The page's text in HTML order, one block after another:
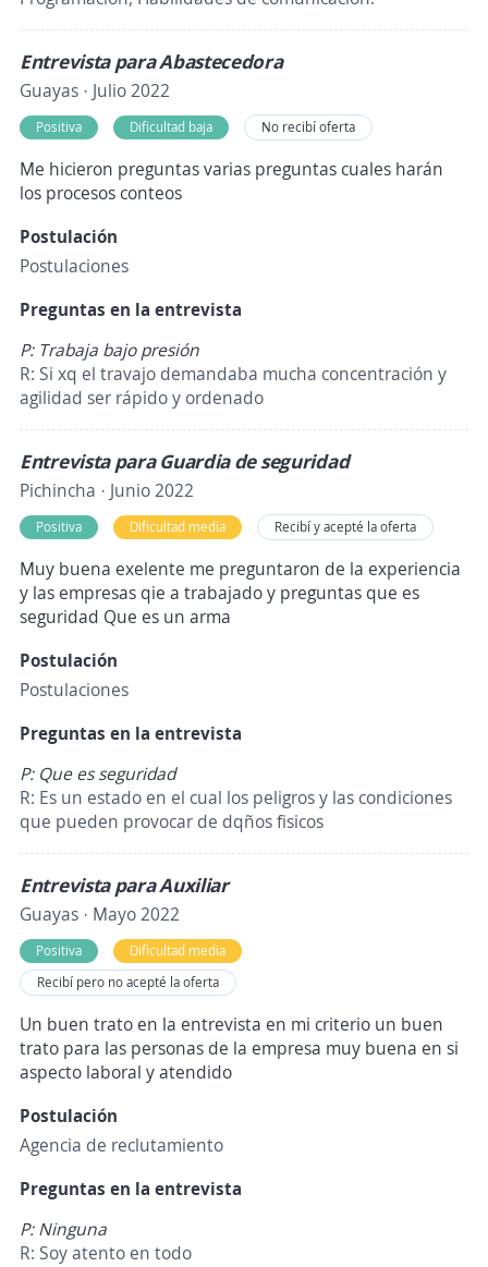
Entrevista para Abastecedora
Guayas · Julio 2022
Positiva Dificultad baja No recibí oferta
Me hicieron preguntas varias preguntas cuales harán
los procesos conteos
Postulación
Postulaciones
Preguntas en la entrevista
P: Trabaja bajo presión
R: Si xq el travajo demandaba mucha concentración y
agilidad ser rápido y ordenado
Entrevista para Guardia de seguridad
Pichincha · Junio 2022
Positiva Dificultad media Recibí y acepté la oferta
Muy buena exelente me preguntaron de la experiencia
y las empresas qie a trabajado y preguntas que es
seguridad Que es un arma
Postulación
Postulaciones
Preguntas en la entrevista
P: Que es seguridad
R: Es un estado en el cual los peligros y las condiciones
que pueden provocar de dqños fisicos
Entrevista para Auxiliar
Guayas · Mayo 2022
Positiva
Dificultad media
Recibí pero no acepté la oferta
Un buen trato en la entrevista en mi criterio un buen
trato para las personas de la empresa muy buena en si
aspecto laboral y atendido
Postulación
Agencia de reclutamiento
Preguntas en la entrevista
P: Ninguna
R: Soy atento en todo